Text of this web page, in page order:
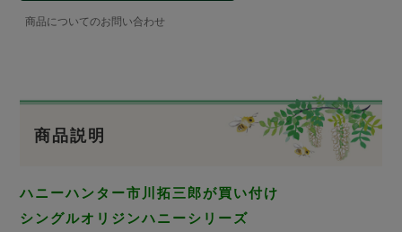
商品についてのお問い合わせ
商品説明
ハニーハンター市川拓三郎が買い付け
シングルオリジンハニーシリーズ